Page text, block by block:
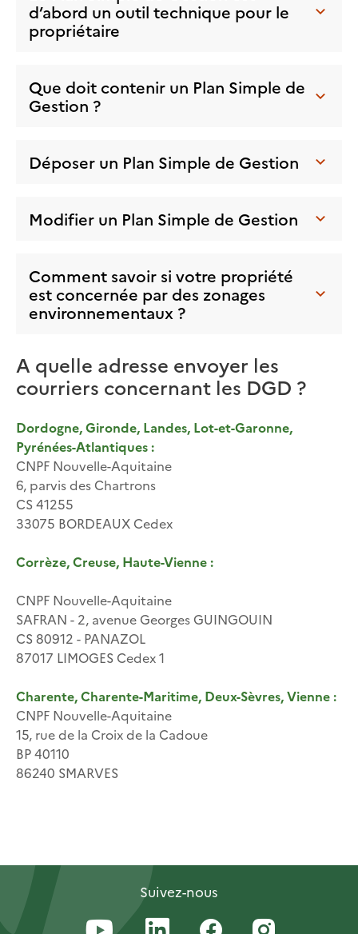
d’abord un outil technique pour le
propriétaire
Que doit contenir un Plan Simple de
Gestion ?
Déposer un Plan Simple de Gestion
Modifier un Plan Simple de Gestion
Comment savoir si votre propriété
est concernée par des zonages
environnementaux ?
A quelle adresse envoyer les
courriers concernant les DGD ?
Dordogne, Gironde, Landes, Lot-et-Garonne,
Pyrénées-Atlantiques :
CNPF Nouvelle-Aquitaine
6, parvis des Chartrons
CS 41255
33075 BORDEAUX Cedex
Corrèze, Creuse, Haute-Vienne :
CNPF Nouvelle-Aquitaine
SAFRAN - 2, avenue Georges GUINGOUIN
CS 80912 - PANAZOL
87017 LIMOGES Cedex 1
Charente, Charente-Maritime, Deux-Sèvres, Vienne :
CNPF Nouvelle-Aquitaine
15, rue de la Croix de la Cadoue
BP 40110
86240 SMARVES
Suivez-nous